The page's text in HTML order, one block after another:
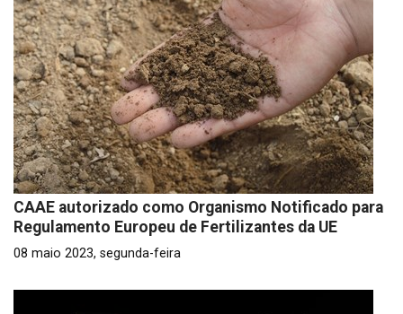
CAAE autorizado como Organismo Notificado para
Regulamento Europeu de Fertilizantes da UE
08 maio 2023, segunda-feira